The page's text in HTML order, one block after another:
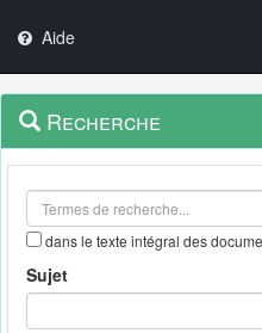
Aide
Navigation
outils
Menu
contextuel
Recherche
dans le texte intégral des
Sujet